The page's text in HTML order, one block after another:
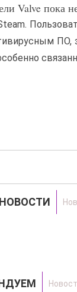
Valve пока
ПО,
НОВОСТИ